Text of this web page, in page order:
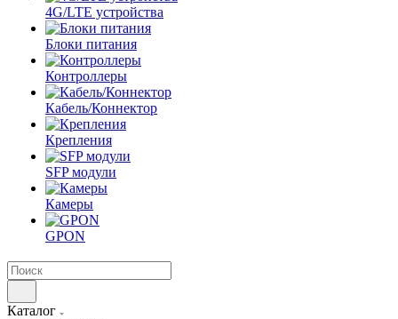
4G/LTE устройства
Блоки питания
Контроллеры
Кабель/Коннектор
Крепления
SFP модули
Камеры
GPON
Каталог